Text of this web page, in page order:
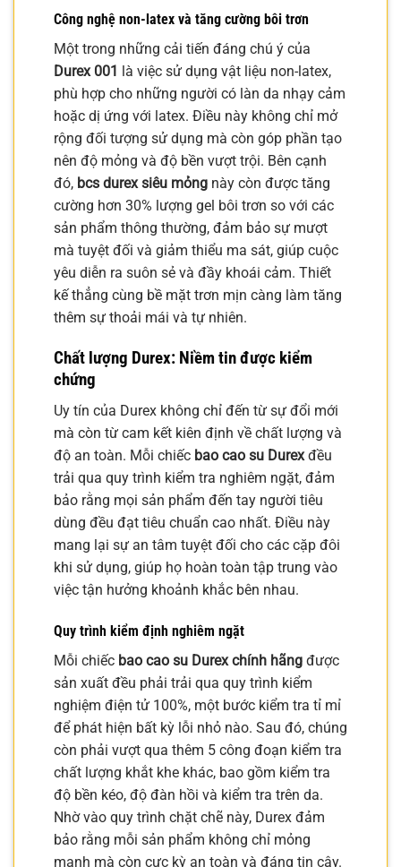
Công nghệ non-latex và tăng cường bôi trơn
Một trong những cải tiến đáng chú ý của
Durex 001
là việc sử dụng vật liệu non-latex,
phù hợp cho những người có làn da nhạy cảm
hoặc dị ứng với latex. Điều này không chỉ mở
rộng đối tượng sử dụng mà còn góp phần tạo
nên độ mỏng và độ bền vượt trội. Bên cạnh
đó, bcs durex siêu mỏng này còn được tăng
cường hơn 30% lượng gel bôi trơn so với các
sản phẩm thông thường, đảm bảo sự mượt
mà tuyệt đối và giảm thiểu ma sát, giúp cuộc
yêu diễn ra suôn sẻ và đầy khoái cảm. Thiết
kế thẳng cùng bề mặt trơn mịn càng làm tăng
thêm sự thoải mái và tự nhiên.
Chất lượng Durex: Niềm tin được kiểm
chứng
Uy tín của Durex không chỉ đến từ sự đổi mới
mà còn từ cam kết kiên định về chất lượng và
độ an toàn. Mỗi chiếc bao cao su Durexđều
trải qua quy trình kiểm tra nghiêm ngặt, đảm
bảo rằng mọi sản phẩm đến tay người tiêu
dùng đều đạt tiêu chuẩn cao nhất. Điều này
mang lại sự an tâm tuyệt đối cho các cặp đôi
khi sử dụng, giúp họ hoàn toàn tập trung vào
việc tận hưởng khoảnh khắc bên nhau.
Quy trình kiểm định nghiêm ngặt
Mỗi chiếc bao cao su Durex chính hãng được
sản xuất đều phải trải qua quy trình kiểm
nghiệm điện tử 100%, một bước kiểm tra tỉ mỉ
để phát hiện bất kỳ lỗi nhỏ nào. Sau đó, chúng
còn phải vượt qua thêm 5 công đoạn kiểm tra
chất lượng khắt khe khác, bao gồm kiểm tra
độ bền kéo, độ đàn hồi và kiểm tra trên da.
Nhờ vào quy trình chặt chẽ này, Durex đảm
bảo rằng mỗi sản phẩm không chỉ mỏng
manh mà còn cực kỳ an toàn và đáng tin cậy.